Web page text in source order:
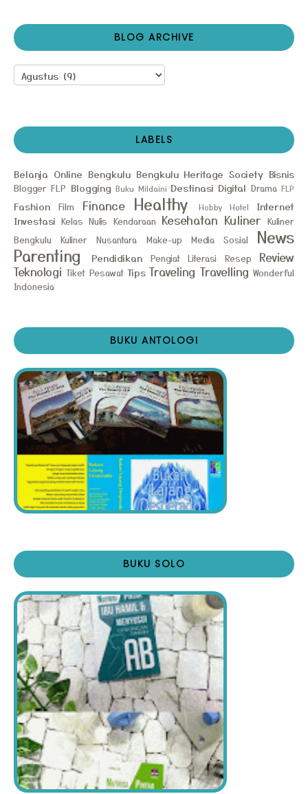
BLOG ARCHIVE
LABELS
Belanja Online Bengkulu Bengkulu Heritage Society Bisnis
Blogger FLP Blogging Buku Mildaini Destinasi Digital Drama FLP
Fashion Film Finance Healthy Hobby Hotel
Internet
Investasi Kelas Nulis Kendaraan Kesehatan Kuliner Kuliner
Bengkulu
Kuliner Nusantara Make-up Media Sosial
News
Parenting
Pendidikan Pengiat Literasi Resep
Review
Teknologi Tiket Pesawat Tips Traveling Travelling Wonderful
Indonesia
BUKU ANTOLOGI
BUKU SOLO